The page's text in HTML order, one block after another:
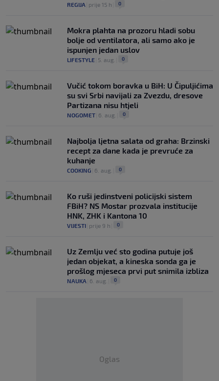
REGIJA prije 15 h 0
Mokra plahta na prozoru hladi sobu
bolje od ventilatora, ali samo ako je
ispunjen jedan uslov
LIFESTYLE 5. aug. 0
Vučić tokom boravka u BiH: U Čipuljićima
su svi Srbi navijali za Zvezdu, dresove
Partizana nisu htjeli
NOGOMET 6. aug. 0
Najbolja ljetna salata od graha: Brzinski
recept za dane kada je prevruće za
kuhanje
COOKING 6. aug. 0
Ko ruši jedinstveni policijski sistem
FBiH? NS Mostar prozvala institucije
HNK, ZHK i Kantona 10
VIJESTI prije 9 h 0
Uz Zemlju već sto godina putuje još
jedan objekat, a kineska sonda ga je
prošlog mjeseca prvi put snimila izbliza
NAUKA 6. aug. 0
Oglas